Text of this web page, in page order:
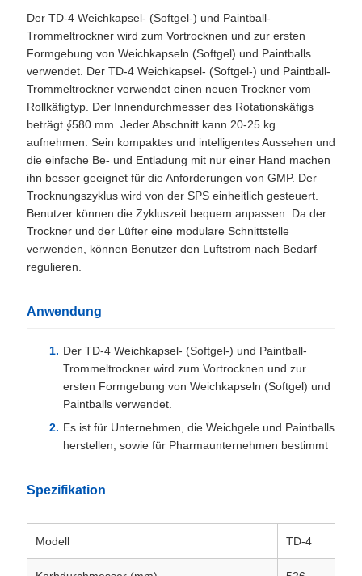
Der TD-4 Weichkapsel- (Softgel-) und Paintball-
Trommeltrockner wird zum Vortrocknen und zur ersten
Formgebung von Weichkapseln (Softgel) und Paintballs
verwendet. Der TD-4 Weichkapsel- (Softgel-) und Paintball-
Trommeltrockner verwendet einen neuen Trockner vom
Rollkäfigtyp. Der Innendurchmesser des Rotationskäfigs
beträgt ∮580 mm. Jeder Abschnitt kann 20-25 kg
aufnehmen. Sein kompaktes und intelligentes Aussehen und
die einfache Be- und Entladung mit nur einer Hand machen
ihn besser geeignet für die Anforderungen von GMP. Der
Trocknungszyklus wird von der SPS einheitlich gesteuert.
Benutzer können die Zykluszeit bequem anpassen. Da der
Trockner und der Lüfter eine modulare Schnittstelle
verwenden, können Benutzer den Luftstrom nach Bedarf
regulieren.
Anwendung
Der TD-4 Weichkapsel- (Softgel-) und Paintball-
Trommeltrockner wird zum Vortrocknen und zur
ersten Formgebung von Weichkapseln (Softgel) und
Paintballs verwendet.
Es ist für Unternehmen, die Weichgele und Paintballs
herstellen, sowie für Pharmaunternehmen bestimmt
Spezifikation
Modell TD-4